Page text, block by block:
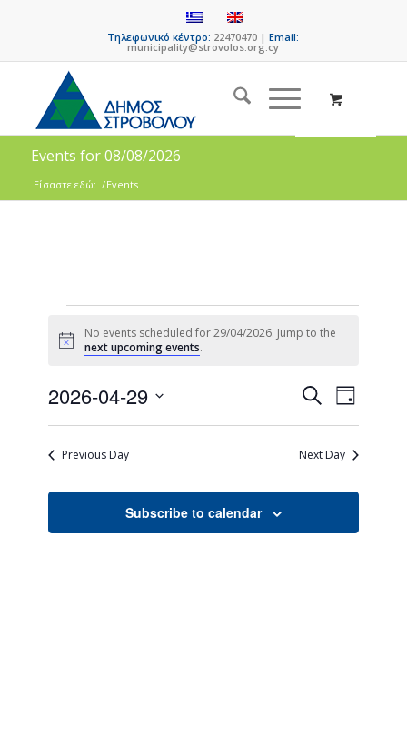
Τηλεφωνικό κέντρο: 22470470 |Email:
municipality@strovolos.org.cy
Events for 08/08/2026
Είσαστε εδώ: /Events
Notice
No events scheduled for 29/04/2026. Jump to the
next upcoming events.
Events
Search
and
SearchEvent
Views
Day
2026-04-29
Previous Day
Next Day
Subscribe to calendar